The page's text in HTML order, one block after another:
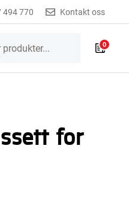
494 770 Kontakt oss
0
for